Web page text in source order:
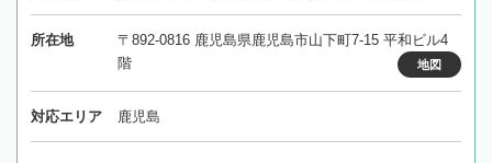
所在地
〒892-0816 鹿児島県鹿児島市山下町7-15 平和ビル4
階
地図
対応エリア 鹿児島